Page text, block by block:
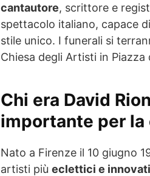
cantautore, scrittore e
spettacolo italiano, capace
stile unico. I funerali si
Chiesa degli Artisti in Piazza
Chi era David
importante per
Nato a Firenze il 10 giugno
artisti più eclettici e